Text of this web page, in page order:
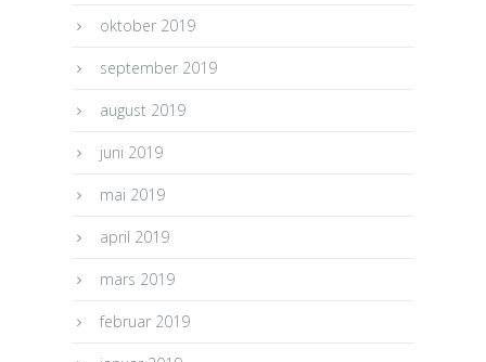
oktober 2019
september 2019
august 2019
juni 2019
mai 2019
april 2019
mars 2019
februar 2019